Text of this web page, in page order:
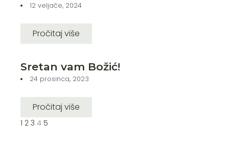
12 veljače, 2024
Pročitaj više
Sretan vam Božić!
24 prosinca, 2023
Pročitaj više
1 2 3 4 5